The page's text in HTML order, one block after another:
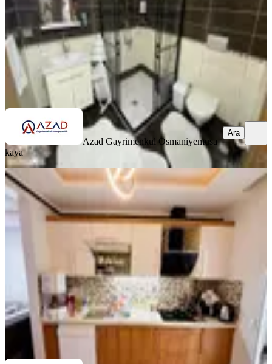
3.100.000 ₺
Azad Gayrimenkul Osmaniye musa kaya
Ara
Azad Gayrimenkul Osmaniyemusa
kaya
Ara
SİTE İÇİ
Azad- Yediocak İlkokulu Civarı
Satılık Zemin Kat 3+1 Açık Mutfak
Merkez, Yedi Ocak Mahallesi
3+1·135 m²· Düz Giriş (Zemin)
3.100.000 ₺
Azad Gayrimenkul OsmaniyeMehmet Azad Kaya